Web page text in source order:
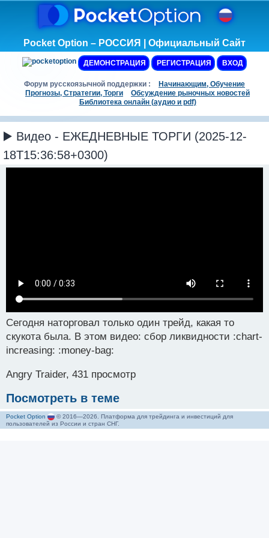
Pocket Option – РОССИЯ | Официальный Сайт
ДЕМОНСТРАЦИЯ РЕГИСТРАЦИЯ ВХОД
Форум русскоязычной поддержки :
Начинающим, Обучение
Прогнозы, Стратегии, Торги
Обсуждение рыночных новостей
Библиотека онлайн (аудио и pdf)
▶️ Видео - ЕЖЕДНЕВНЫЕ ТОРГИ (2025-12-
18T15:36:58+0300)
Сегодня наторговал только один трейд, какая то
скукота была. В этом видео: сбор ликвидности :chart-
increasing: :money-bag:
Angry Traider, 431 просмотр
Посмотреть в теме
Pocket Option
© 2016—2026. Платформа для трейдинга и инвестиций для
пользователей из России и стран СНГ.